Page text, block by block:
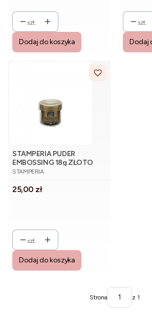
szt.
Dodaj do koszyka
szt.
Dodaj
STAMPERIA PUDER
EMBOSSING 18g ZŁOTO
BŁYSZCZĄCE
PRODUCENT
STAMPERIA
Cena
25,00 zł
szt.
Dodaj do koszyka
Strona z 1